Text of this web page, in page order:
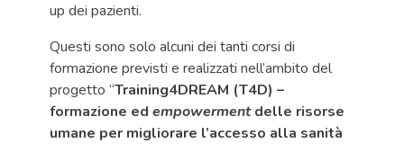
up dei pazienti.
Questi sono solo alcuni dei tanti corsi di
formazione previsti e realizzati nell’ambito del
progetto “Training4DREAM (T4D) –
formazione ed empowermentdelle risorse
umane per migliorare l’accesso alla sanità